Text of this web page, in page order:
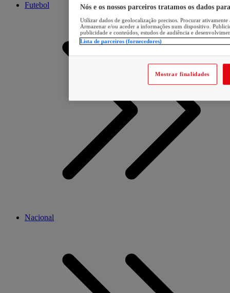
Futebol
Nacional
Nós e os nossos parceiros tratamos os dados
Utilizar dados de geolocalização precisos. Procurar
Armazenar e/ou aceder a informações num dispositivo.
publicidade e conteúdos, estudos de audiência e
Lista de parceiros (fornecedores)
Mostrar finalidades